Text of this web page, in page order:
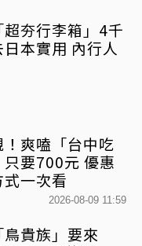
夯行李箱」4千
本實用 內行人
爽嗑「台中吃
要700元 優惠
一次看
2026-08-09 11:59
貴族」要來